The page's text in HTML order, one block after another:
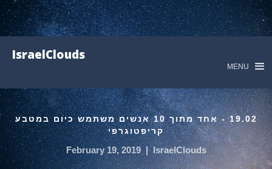
IsraelClouds
MENU
19.02 - אחד מתוך 10 אנשים משתמש כיום במטבע
קריפטוגרפי
IsraelClouds
|
February 19, 2019